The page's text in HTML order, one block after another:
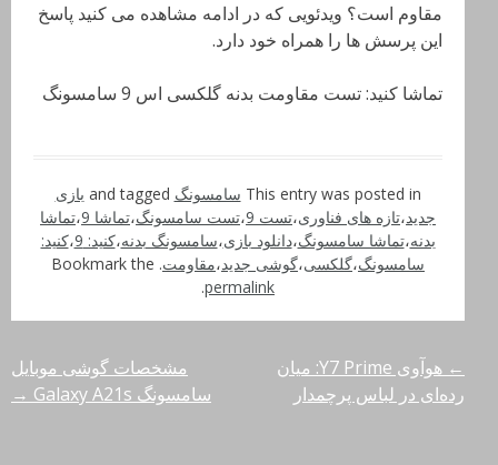
مقاوم است؟ ویدئویی که در ادامه مشاهده می کنید پاسخ
این پرسش ها را همراه خود دارد.
تماشا کنید: تست مقاومت بدنه گلکسی اس 9 سامسونگ
This entry was posted in سامسونگ
بازی
جدید،تازه های فناوری،تست 9 ،تست سامسونگ،تماشا 9 ،تماشا
بدنه،تماشا سامسونگ،دانلود بازی،سامسونگ بدنه،کنید: 9 ،کنید:
سامسونگ،گلکسی،گوشی جدید،مقاومت. Bookmark the
permalink
.
راهبری
←
هوآوی Y7 Prime: میان
رده‌ای در لباس پرچمدار
مشخصات گوشی موبایل
سامسونگ Galaxy A21s
→